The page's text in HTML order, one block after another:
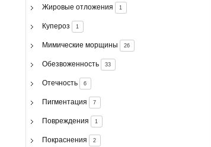
Жировые отложения 1
Купероз 1
Мимические морщины 26
Обезвоженность 33
Отечность 6
Пигментация 7
Повреждения 1
Покраснения 2